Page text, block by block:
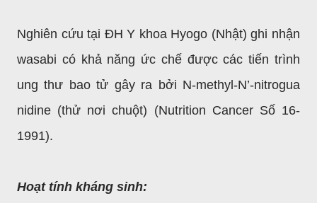
Nghiên cứu tại ĐH Y khoa Hyogo (Nhật) ghi nhận
wasabi có khả năng ức chế được các tiến trình
ung thư bao tử gây ra bởi N-methyl-N’-nitrogua
nidine (thử nơi chuột) (Nutrition Cancer Số 16-
1991).
Hoạt tính kháng sinh: